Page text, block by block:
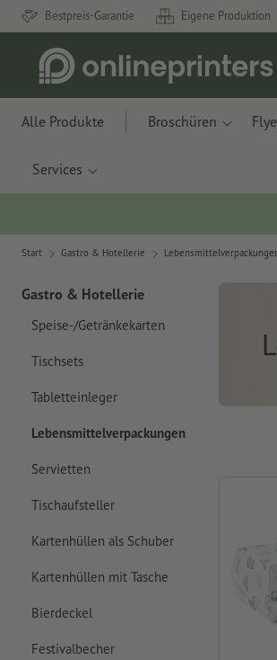
Bestpreis-Garantie Eigene Produktion
Alle Produkte Broschüren
Services
Start Gastro & Hotellerie
Gastro & Hotellerie
Speise-/Getränkekarten
Tischsets
Tabletteinleger
Lebensmittelverpackungen
Servietten
Tischaufsteller
Kartenhüllen als Schuber
Kartenhüllen mit Tasche
Bierdeckel
Festivalbecher